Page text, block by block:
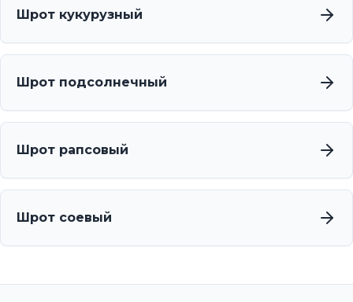
Шрот кукурузный
Шрот подсолнечный
Шрот рапсовый
Шрот соевый